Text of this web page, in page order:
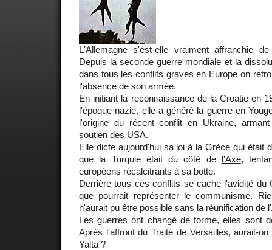
L'Allemagne s'est-elle vraiment affranchie
Depuis la seconde guerre mondiale et la
dans tous les conflits graves en Europe on
l'absence de son armée.
En initiant la reconnaissance de la Croatie en
l'époque nazie, elle a généré la guerre en
l'origine du récent conflit en Ukraine,
soutien des USA.
Elle dicte aujourd'hui sa loi à la Grèce qui était
que la Turquie était du côté de l'Axe,
européens récalcitrants à sa botte.
Derrière tous ces conflits se cache l'avidité du
que pourrait représenter le communisme.
n'aurait pu être possible sans la réunification de
Les guerres ont changé de forme, elles sont
Après l'affront du Traité de Versailles, aurait-
Yalta ?